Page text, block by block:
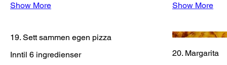
Show More
Show More
19. Sett sammen egen pizza
Inntil 6 ingredienser
20. Margarita